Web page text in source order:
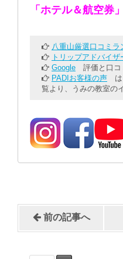
「ホテル＆航空券
八重山厳選口コミラ
トリップアドバイザ
Google 評価と口コ
PADIお客様の声 は
覧より、うみの教室の
前の記事へ